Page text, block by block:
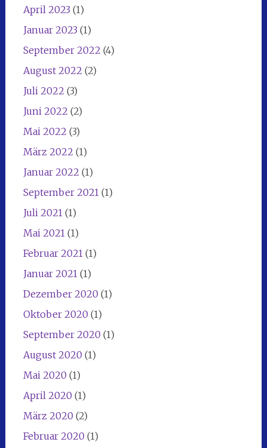
April 2023 (1)
Januar 2023 (1)
September 2022 (4)
August 2022 (2)
Juli 2022 (3)
Juni 2022 (2)
Mai 2022 (3)
März 2022 (1)
Januar 2022 (1)
September 2021 (1)
Juli 2021 (1)
Mai 2021 (1)
Februar 2021 (1)
Januar 2021 (1)
Dezember 2020 (1)
Oktober 2020 (1)
September 2020 (1)
August 2020 (1)
Mai 2020 (1)
April 2020 (1)
März 2020 (2)
Februar 2020 (1)